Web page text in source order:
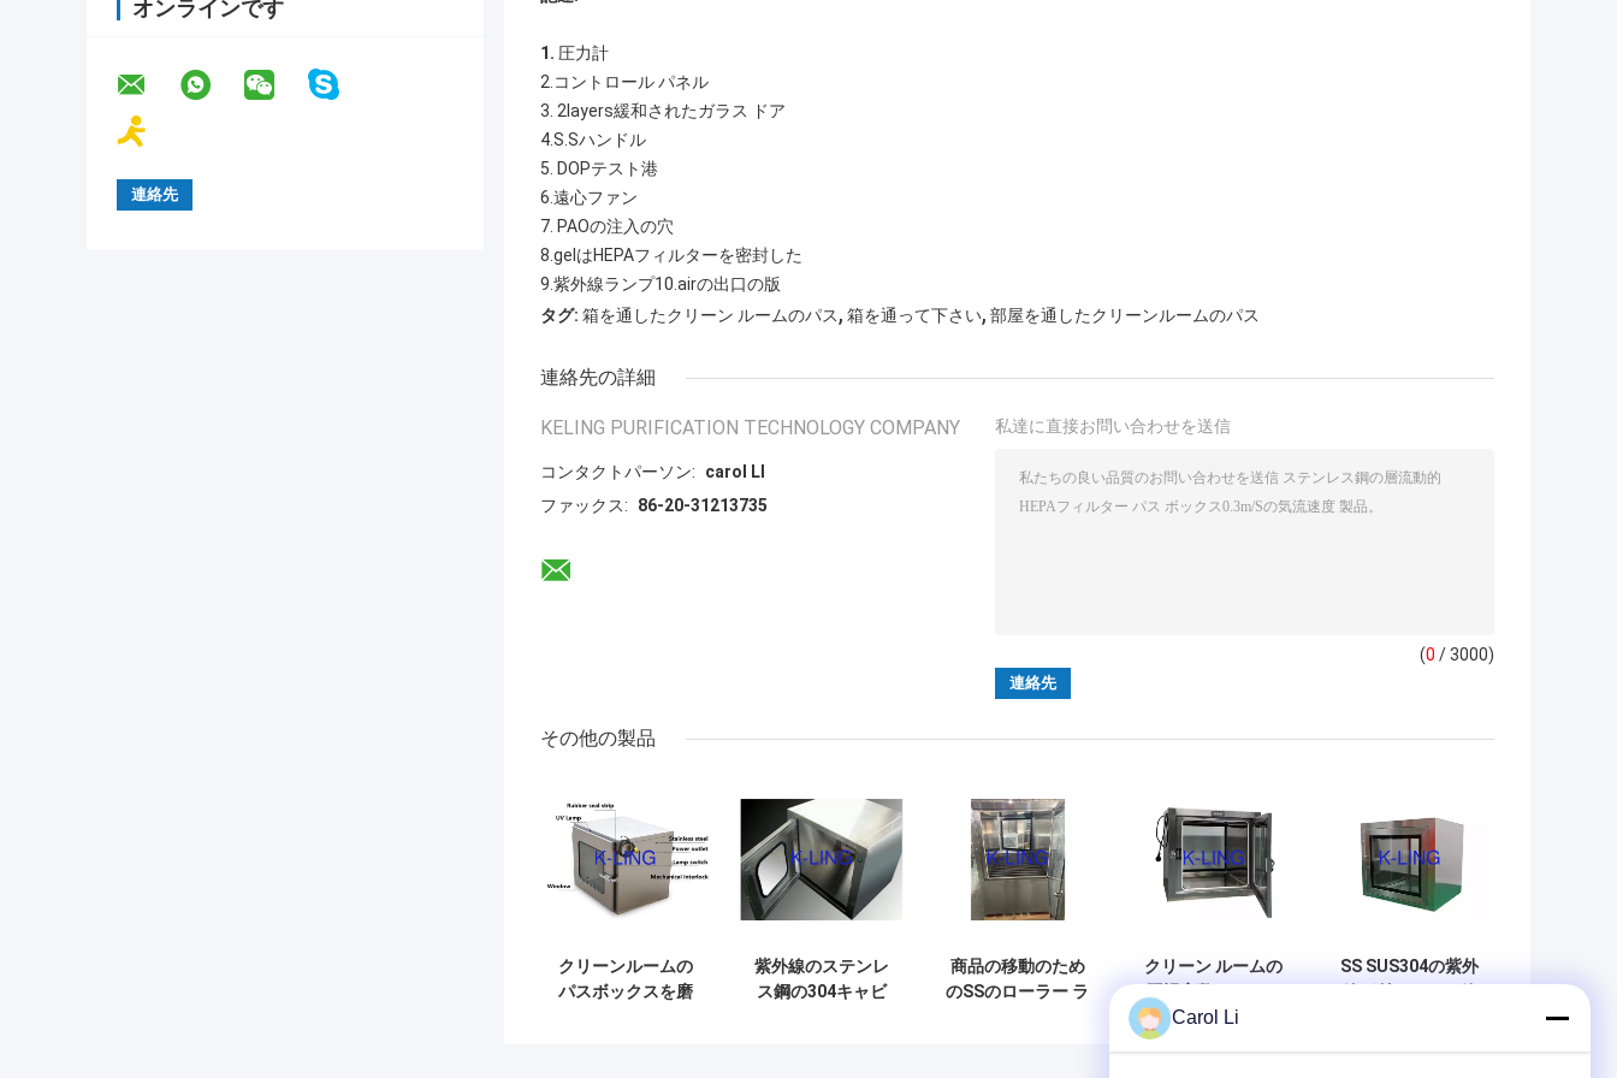
オンラインです
1. 圧力計
2.コントロール パネル
3. 2layers緩和されたガラス ドア
4.S.Sハンドル
5. DOPテスト港
6.遠心ファン
7. PAOの注入の穴
8.gelはHEPAフィルターを密封した
9.紫外線ランプ10.airの出口の版
タグ: 箱を通したクリーン ルームのパス, 箱を通って下さい, 部屋を通したクリーンルームのパス
連絡先の詳細
KELING PURIFICATION TECHNOLOGY COMPANY
コンタクトパーソン:
carol LI
ファックス:
86-20-31213735
私達に直接お問い合わせを送信
(0 / 3000)
その他の製品
クリーンルームの
パスボックスを磨
紫外線のステンレ
ス鋼の304キャビ
商品の移動のため
のSSのローラー ラ
クリーン ルームの
箱の移動窓を通し
た SUS304 の静的
SS SUS304の紫外
Carol Li